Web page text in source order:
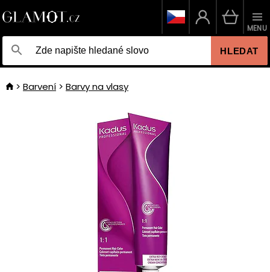
HLEDAT
MENU
Barvení Barvy na vlasy